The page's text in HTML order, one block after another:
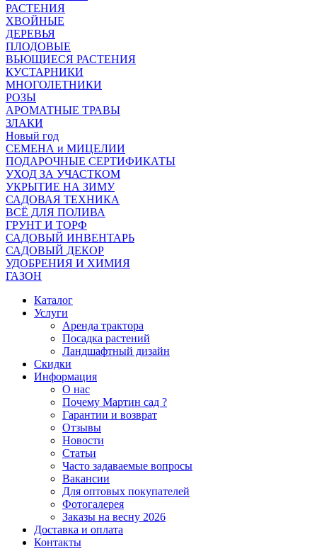
РАСТЕНИЯ
ХВОЙНЫЕ
ДЕРЕВЬЯ
ПЛОДОВЫЕ
ВЬЮЩИЕСЯ РАСТЕНИЯ
КУСТАРНИКИ
МНОГОЛЕТНИКИ
РОЗЫ
АРОМАТНЫЕ ТРАВЫ
ЗЛАКИ
Новый год
СЕМЕНА и МИЦЕЛИИ
ПОДАРОЧНЫЕ СЕРТИФИКАТЫ
УХОД ЗА УЧАСТКОМ
УКРЫТИЕ НА ЗИМУ
САДОВАЯ ТЕХНИКА
ВСЁ ДЛЯ ПОЛИВА
ГРУНТ И ТОРФ
САДОВЫЙ ИНВЕНТАРЬ
САДОВЫЙ ДЕКОР
УДОБРЕНИЯ И ХИМИЯ
ГАЗОН
Каталог
Услуги
Аренда трактора
Посадка растений
Ландшафтный дизайн
Скидки
Информация
О нас
Почему Мартин сад ?
Гарантии и возврат
Отзывы
Новости
Статьи
Часто задаваемые вопросы
Вакансии
Для оптовых покупателей
Фотогалерея
Заказы на весну 2026
Доставка и оплата
Контакты